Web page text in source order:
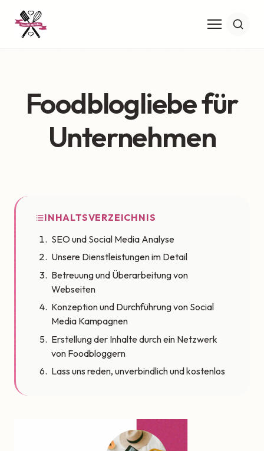
Foodblogliebe für
Unternehmen
INHALTSVERZEICHNIS
SEO und Social Media Analyse
Unsere Dienstleistungen im Detail
Betreuung und Überarbeitung von
Webseiten
Konzeption und Durchführung von Social
Media Kampagnen
Erstellung der Inhalte durch ein Netzwerk
von Foodbloggern
Lass uns reden, unverbindlich und kostenlos